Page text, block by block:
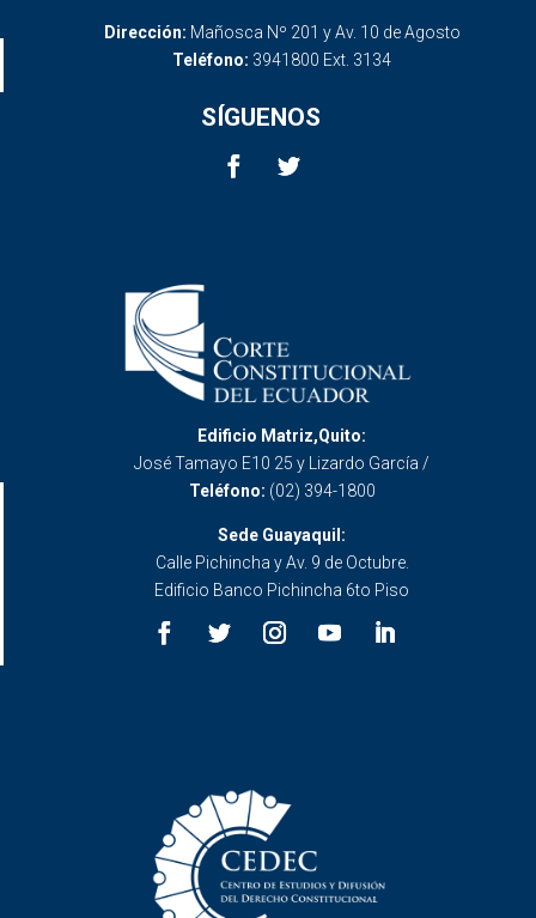
Dirección: Mañosca Nº 201 y Av. 10 de Agosto
Teléfono: 3941800 Ext. 3134
SÍGUENOS
Edificio Matriz,Quito:
José Tamayo E10 25 y Lizardo García /
Teléfono: (02) 394-1800
Sede Guayaquil:
Calle Pichincha y Av. 9 de Octubre.
Edificio Banco Pichincha 6to Piso